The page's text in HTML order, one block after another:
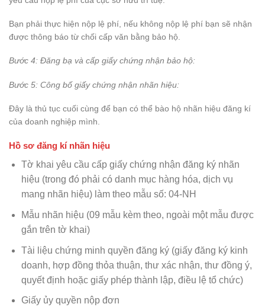
Bạn phải thực hiện nộp lệ phí, nếu không nộp lệ phí bạn sẽ nhận
được thông báo từ chối cấp văn bằng bảo hộ.
Bước 4: Đăng bạ và cấp giấy chứng nhận bảo hộ:
Bước 5: Công bố giấy chứng nhận nhãn hiệu:
Đây là thủ tục cuối cùng để bạn có thể bào hộ nhãn hiệu đăng kí
của doanh nghiệp mình.
Hồ sơ đăng kí nhãn hiệu
Tờ khai yêu cầu cấp giấy chứng nhận đăng ký nhãn
hiệu (trong đó phải có danh mục hàng hóa, dịch vụ
mang nhãn hiệu) làm theo mẫu số: 04-NH
Mẫu nhãn hiệu (09 mẫu kèm theo, ngoài một mẫu được
gắn trên tờ khai)
Tài liệu chứng minh quyền đăng ký (giấy đăng ký kinh
doanh, hợp đồng thỏa thuận, thư xác nhận, thư đồng ý,
quyết định hoặc giấy phép thành lập, điều lệ tổ chức)
Giấy ủy quyền nộp đơn